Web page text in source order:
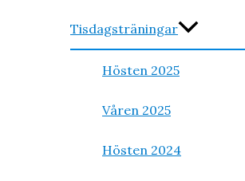
Tisdagsträningar
Hösten 2025
Våren 2025
Hösten 2024